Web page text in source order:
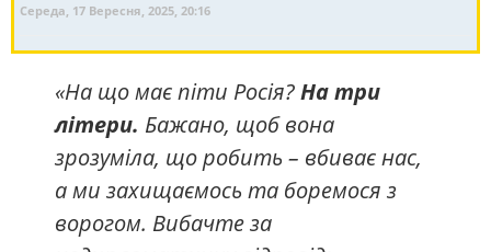
Середа, 17 Вересня, 2025, 20:16
«На що має піти Росія?На три
літери. Бажано, щоб вона
зрозуміла, що робить – вбиває нас,
а ми захищаємось та боремося з
ворогом. Вибачте за